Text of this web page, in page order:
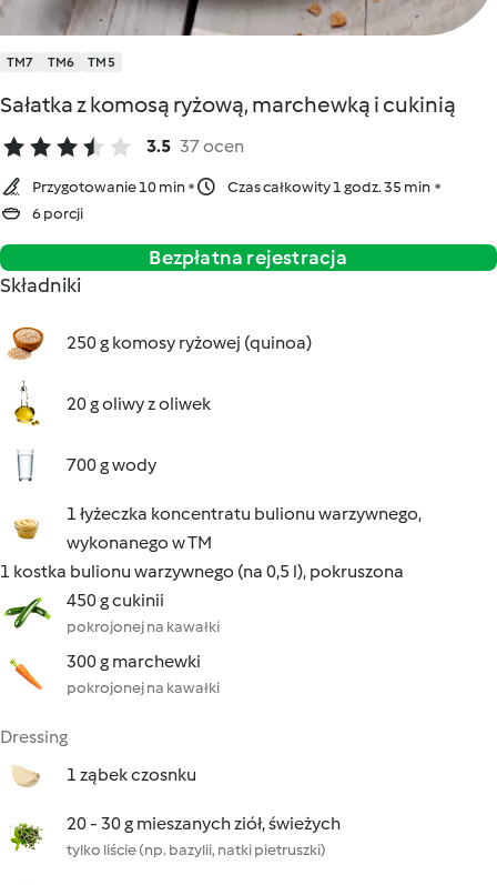
TM7 TM6 TM5
Sałatka z komosą ryżową, marchewką i cukinią
3.5 37 ocen
Przygotowanie 10 min
Czas całkowity 1 godz. 35 min
6 porcji
Bezpłatna rejestracja
Składniki
250 g komosy ryżowej (quinoa)
20 g oliwy z oliwek
700 g wody
1 łyżeczka koncentratu bulionu warzywnego,
wykonanego w TM
1 kostka bulionu warzywnego (na 0,5 l), pokruszona
450 g cukinii
pokrojonej na kawałki
300 g marchewki
pokrojonej na kawałki
Dressing
1 ząbek czosnku
20 - 30 g mieszanych ziół, świeżych
tylko liście (np. bazylii, natki pietruszki)